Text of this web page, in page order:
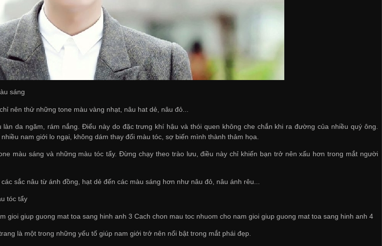
sáng
nên thử những tone màu vàng nhạt, nâu hat dẻ, nâu đỏ...
da ngăm, rám nắng. Điểu này do đặc trưng khí hậu và thói quen không che chắn khi ra đường của nhiều quý ông.
nam giới lo ngại, không dám thay đổi màu tóc, sợ biến mình thành thảm họa.
màu sáng và những màu tóc tẩy. Đừng chạy theo trào lưu, điều này chỉ khiến bạn trở nên xấu hơn trong mắt người
sắc nâu từ ánh đồng, hạt dẻ đến các màu sáng hơn như nâu đỏ, nâu ánh rêu...
tóc tẩy
gioi giup guong mat toa sang hinh anh 3 Cach chon mau toc nhuom cho nam gioi giup guong mat toa sang hinh anh 4
là một trong những yếu tố giúp nam giới trở nên nổi bật trong mắt phái đẹp.